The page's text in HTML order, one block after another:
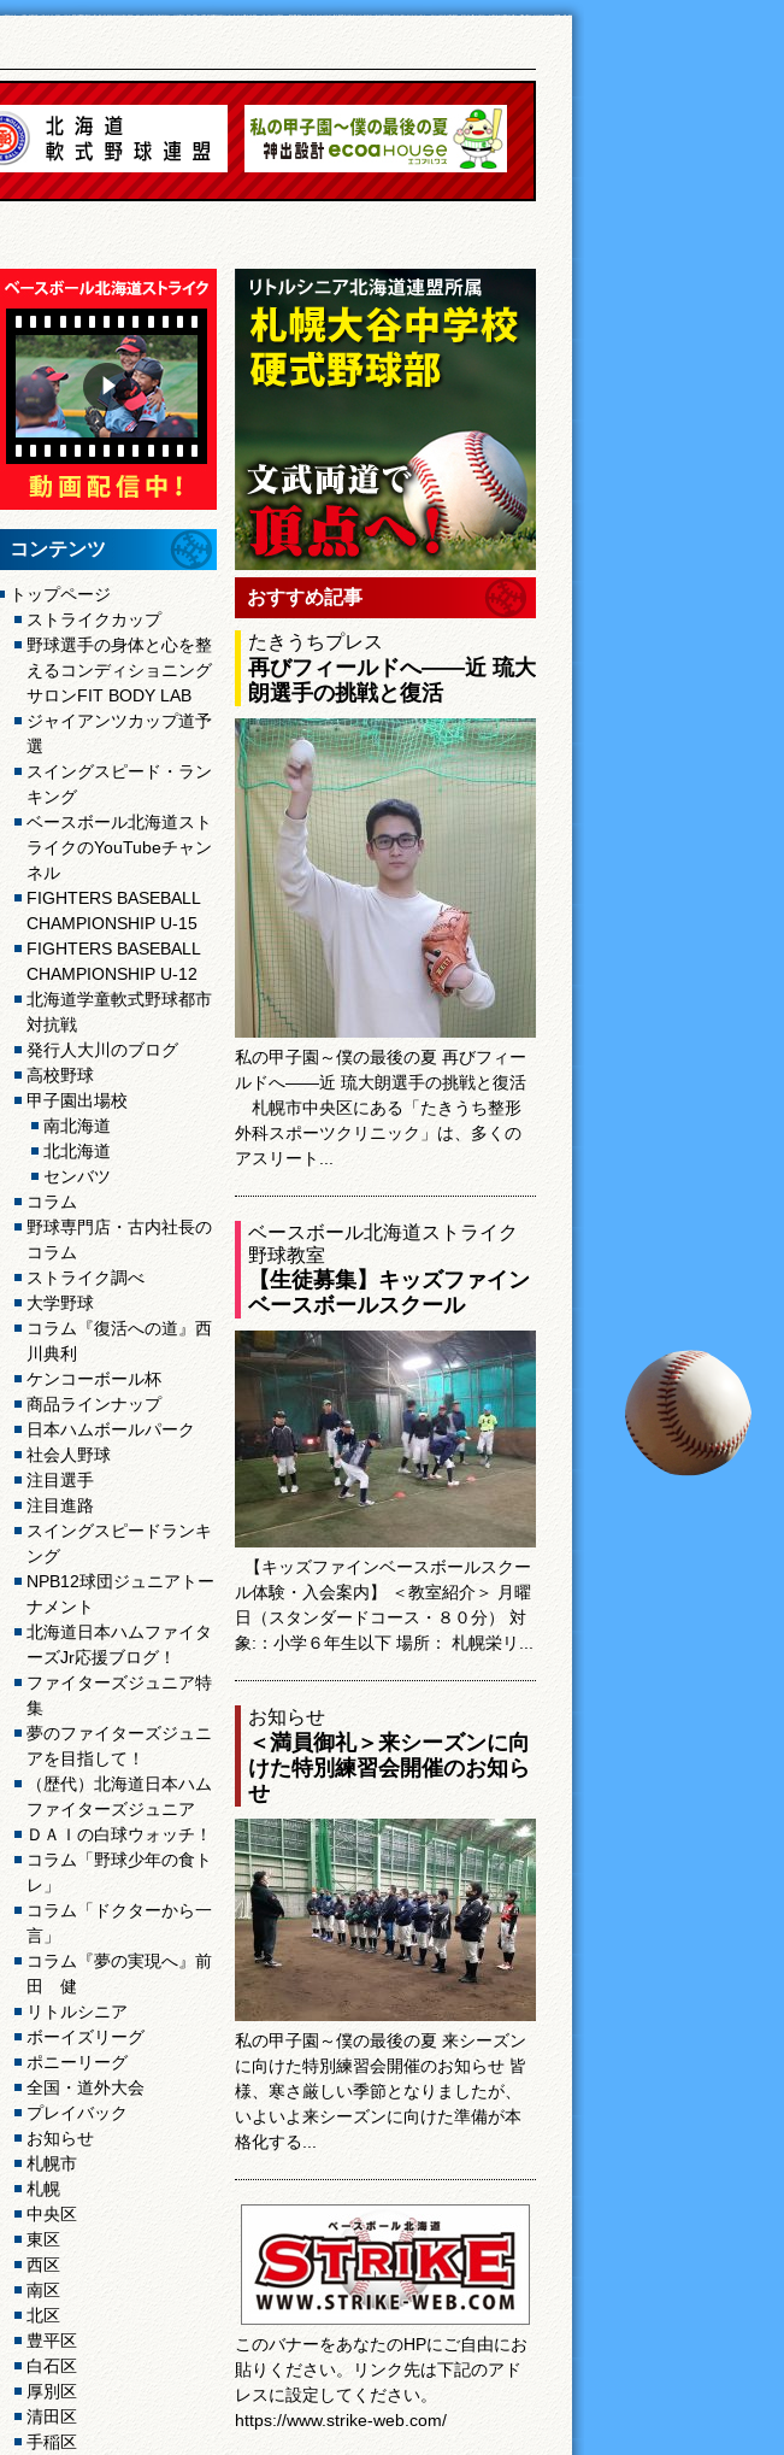
コンテンツ
トップページ
ストライクカップ
野球選手の身体と心を整
えるコンディショニング
サロンFIT BODY LAB
ジャイアンツカップ道予
選
スイングスピード・ラン
キング
ベースボール北海道スト
ライクのYouTubeチャン
ネル
FIGHTERS BASEBALL
CHAMPIONSHIP U-15
FIGHTERS BASEBALL
CHAMPIONSHIP U-12
北海道学童軟式野球都市
対抗戦
発行人大川のブログ
高校野球
甲子園出場校
南北海道
北北海道
センバツ
コラム
野球専門店・古内社長の
コラム
ストライク調べ
大学野球
コラム『復活への道』西
川典利
ケンコーボール杯
商品ラインナップ
日本ハムボールパーク
社会人野球
注目選手
注目進路
スイングスピードランキ
ング
NPB12球団ジュニアトー
ナメント
北海道日本ハムファイタ
ーズJr応援ブログ！
ファイターズジュニア特
集
夢のファイターズジュニ
アを目指して！
（歴代）北海道日本ハム
ファイターズジュニア
ＤＡＩの白球ウォッチ！
コラム「野球少年の食ト
レ」
コラム「ドクターから一
言」
コラム『夢の実現へ』前
田 健
リトルシニア
ボーイズリーグ
ポニーリーグ
全国・道外大会
プレイバック
お知らせ
札幌市
札幌
中央区
東区
西区
南区
北区
豊平区
白石区
厚別区
清田区
手稲区
おすすめ記事
たきうちプレス
再びフィールドへ――近 琉大
朗選手の挑戦と復活
私の甲子園～僕の最後の夏 再びフィー
ルドへ――近 琉大朗選手の挑戦と復活
札幌市中央区にある「たきうち整形
外科スポーツクリニック」は、多くの
アスリート...
ベースボール北海道ストライク
野球教室
【生徒募集】キッズファイン
ベースボールスクール
【キッズファインベースボールスクー
ル体験・入会案内】 ＜教室紹介＞ 月曜
日（スタンダードコース・８０分） 対
象:：小学６年生以下 場所： 札幌栄リ...
お知らせ
＜満員御礼＞来シーズンに向
けた特別練習会開催のお知ら
せ
私の甲子園～僕の最後の夏 来シーズン
に向けた特別練習会開催のお知らせ 皆
様、寒さ厳しい季節となりましたが、
いよいよ来シーズンに向けた準備が本
格化する...
このバナーをあなたのHPにご自由にお
貼りください。リンク先は下記のアド
レスに設定してください。
https://www.strike-web.com/